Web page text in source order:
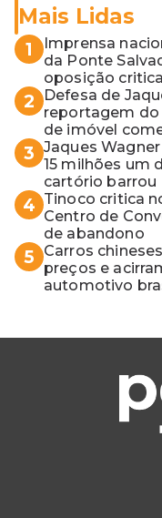
Mais Lidas
1
Imprensa
da Ponte
oposição
2
Defesa de
reportagem do
de imóvel
3 Jaques
15 milhões um
cartório barrou
4 Tinoco critica
Centro de
de abandono
5
Carros
preços e
automotivo